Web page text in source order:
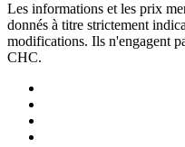
Les informations et les prix
donnés à titre strictement
modifications. Ils n'engagent
CHC.